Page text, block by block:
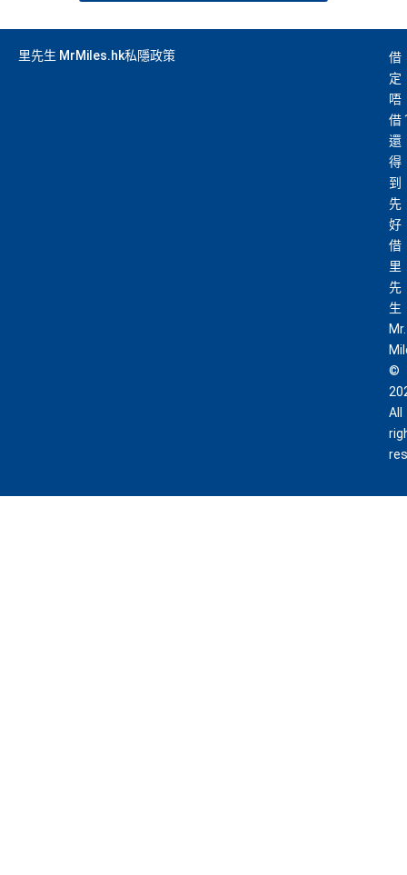
里先生 MrMiles.hk私隱政策
借
定
唔
借
還
得
到
先
好
借
里
先
生
Mr.
©
All